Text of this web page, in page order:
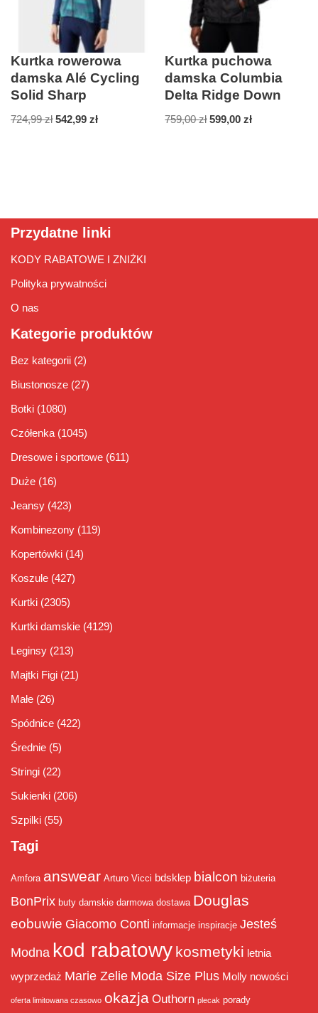
Kurtka rowerowa
damska Alé Cycling
Solid Sharp
724,99zł 542,99 zł
Kurtka puchowa
damska Columbia
Delta Ridge Down
759,00zł 599,00zł
Przydatne linki
KODY RABATOWE I ZNIŻKI
Polityka prywatności
O nas
Kategorie produktów
Bez kategorii (2)
Biustonosze (27)
Botki (1080)
Czółenka (1045)
Dresowe i sportowe (611)
Duże (16)
Jeansy (423)
Kombinezony (119)
Kopertówki (14)
Koszule (427)
Kurtki (2305)
Kurtki damskie (4129)
Leginsy (213)
Majtki Figi (21)
Małe (26)
Spódnice (422)
Średnie (5)
Stringi (22)
Sukienki (206)
Szpilki (55)
Tagi
Amfora answear Arturo Vicci bdsklep bialcon biżuteria
BonPrix buty damskie darmowa dostawa Douglas
eobuwie Giacomo Conti informacje inspiracje Jesteś
Modna kod rabatowy kosmetyki letnia
wyprzedaż Marie Zelie Moda Size Plus Molly nowości
oferta limitowana czasowo okazja Outhorn plecak porady